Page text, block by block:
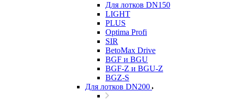
Для лотков DN150
LIGHT
PLUS
Optima Profi
SIR
BetoMax Drive
BGF и BGU
BGF-Z и BGU-Z
BGZ-S
Для лотков DN200